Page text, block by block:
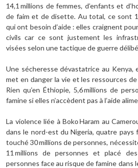
14,1 millions de femmes, d’enfants et
de faim et de disette. Au total, ce sont
qui ont besoin d’aide : elles craignent
civils car ce sont justement les
visées selon une tactique de guerre
Une sécheresse dévastatrice au Kenya,
met en danger la vie et les ressources
Rien qu’en Éthiopie, 5,6 millions de
famine si elles n’accèdent pas à l’aide
La violence liée à Boko Haram au
dans le nord-est du Nigeria, quatre pays
touché 30 millions de personnes,
11 millions de personnes et placé
personnes face au risque de famine dans